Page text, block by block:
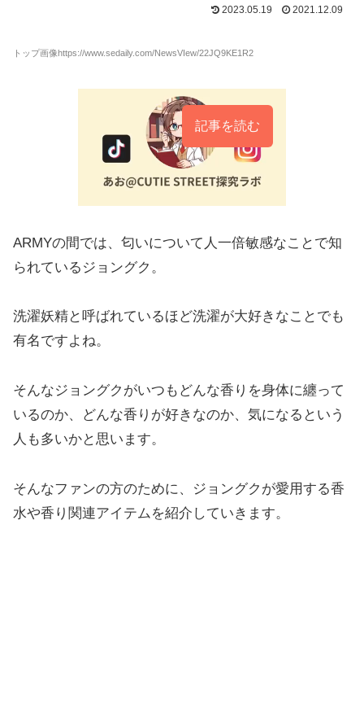
2023.05.19 2021.12.09
トップ画像https://www.sedaily.com/NewsVIew/22JQ9KE1R2
記事を読む
ARMYの間では、匂いについて人一倍敏感なことで知
られているジョングク。
洗濯妖精と呼ばれているほど洗濯が大好きなことでも
有名ですよね。
そんなジョングクがいつもどんな香りを身体に纏って
いるのか、どんな香りが好きなのか、気になるという
人も多いかと思います。
そんなファンの方のために、ジョングクが愛用する香
水や香り関連アイテムを紹介していきます。